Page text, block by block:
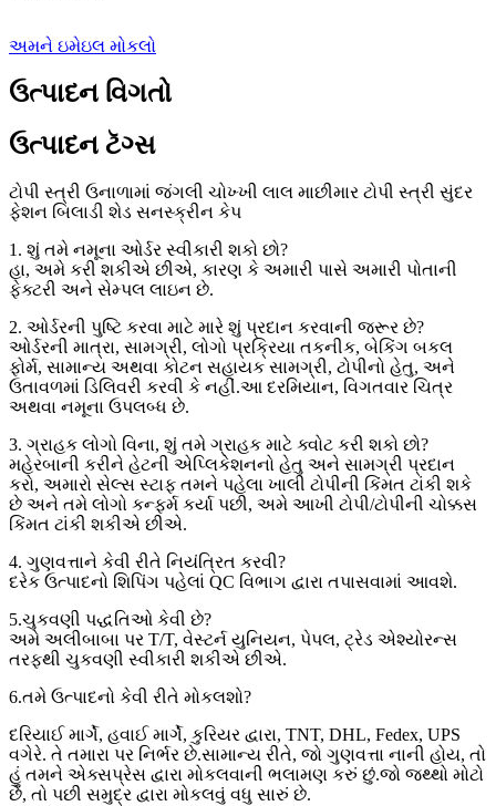
અમને ઇમેઇલ મોકલો
ઉત્પાદન વિગતો
ઉત્પાદન ટૅગ્સ
ટોપી સ્ત્રી ઉનાળામાં જંગલી ચોખ્ખી લાલ માછીમાર ટોપી સ્ત્રી સુંદર
ફેશન બિલાડી શેડ સનસ્ક્રીન કેપ
1. શું તમે નમૂના ઓર્ડર સ્વીકારી શકો છો?
હા, અમે કરી શકીએ છીએ, કારણ કે અમારી પાસે અમારી પોતાની
ફેક્ટરી અને સેમ્પલ લાઇન છે.
2. ઓર્ડરની પુષ્ટિ કરવા માટે મારે શું પ્રદાન કરવાની જરૂર છે?
ઓર્ડરની માત્રા, સામગ્રી, લોગો પ્રક્રિયા તકનીક, બેકિંગ બકલ
ફોર્મ, સામાન્ય અથવા કોટન સહાયક સામગ્રી, ટોપીનો હેતુ, અને
ઉતાવળમાં ડિલિવરી કરવી કે નહીં.આ દરમિયાન, વિગતવાર ચિત્ર
અથવા નમૂના ઉપલબ્ધ છે.
3. ગ્રાહક લોગો વિના, શું તમે ગ્રાહક માટે ક્વોટ કરી શકો છો?
મહેરબાની કરીને હેટની એપ્લિકેશનનો હેતુ અને સામગ્રી પ્રદાન
કરો, અમારો સેલ્સ સ્ટાફ તમને પહેલા ખાલી ટોપીની કિંમત ટાંકી શકે
છે અને તમે લોગો કન્ફર્મ કર્યા પછી, અમે આખી ટોપી/ટોપીની ચોક્કસ
કિંમત ટાંકી શકીએ છીએ.
4. ગુણવત્તાને કેવી રીતે નિયંત્રિત કરવી?
દરેક ઉત્પાદનો શિપિંગ પહેલાં QC વિભાગ દ્વારા તપાસવામાં આવશે.
5.ચુકવણી પદ્ધતિઓ કેવી છે?
અમે અલીબાબા પર T/T, વેસ્ટર્ન યુનિયન, પેપલ, ટ્રેડ એશ્યોરન્સ
તરફથી ચુકવણી સ્વીકારી શકીએ છીએ.
6.તમે ઉત્પાદનો કેવી રીતે મોકલશો?
દરિયાઈ માર્ગે, હવાઈ માર્ગે, કુરિયર દ્વારા, TNT, DHL, Fedex, UPS
વગેરે. તે તમારા પર નિર્ભર છે.સામાન્ય રીતે, જો ગુણવત્તા નાની હોય, તો
હું તમને એક્સપ્રેસ દ્વારા મોકલવાની ભલામણ કરું છું.જો જથ્થો મોટો
છે, તો પછી સમુદ્ર દ્વારા મોકલવું વધુ સારું છે.